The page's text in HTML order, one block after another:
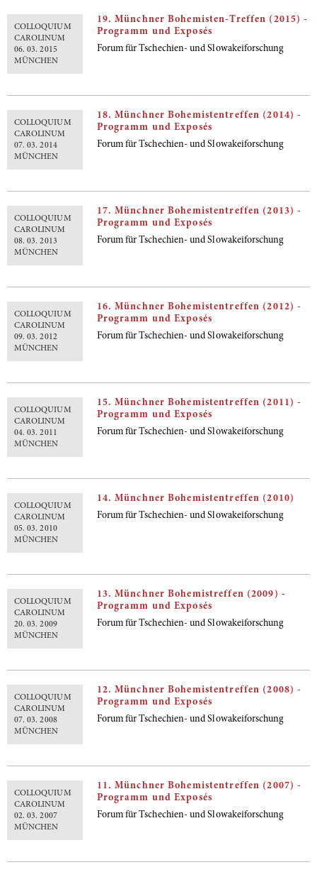
COLLOQUIUM
CAROLINUM
06. 03. 2015
MÜNCHEN
19. Münchner Bohemisten-Treffen (2015) -
Programm und Exposés
Forum für Tschechien- und Slowakeiforschung
COLLOQUIUM
CAROLINUM
07. 03. 2014
MÜNCHEN
18. Münchner Bohemistentreffen (2014) -
Programm und Exposés
Forum für Tschechien- und Slowakeiforschung
COLLOQUIUM
CAROLINUM
08. 03. 2013
MÜNCHEN
17. Münchner Bohemistentreffen (2013) -
Programm und Exposés
Forum für Tschechien- und Slowakeiforschung
COLLOQUIUM
CAROLINUM
09. 03. 2012
MÜNCHEN
16. Münchner Bohemistentreffen (2012) -
Programm und Exposés
Forum für Tschechien- und Slowakeiforschung
COLLOQUIUM
CAROLINUM
04. 03. 2011
MÜNCHEN
15. Münchner Bohemistentreffen (2011) -
Programm und Exposés
Forum für Tschechien- und Slowakeiforschung
COLLOQUIUM
CAROLINUM
05. 03. 2010
MÜNCHEN
14. Münchner Bohemistentreffen (2010)
Forum für Tschechien- und Slowakeiforschung
COLLOQUIUM
CAROLINUM
20. 03. 2009
MÜNCHEN
13. Münchner Bohemistreffen (2009) -
Programm und Exposés
Forum für Tschechien- und Slowakeiforschung
COLLOQUIUM
CAROLINUM
07. 03. 2008
MÜNCHEN
12. Münchner Bohemistentreffen (2008) -
Programm und Exposés
Forum für Tschechien- und Slowakeiforschung
COLLOQUIUM
CAROLINUM
02. 03. 2007
MÜNCHEN
11. Münchner Bohemistentreffen (2007) -
Programm und Exposés
Forum für Tschechien- und Slowakeiforschung